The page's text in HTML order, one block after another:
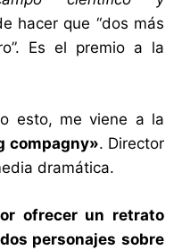
hacer que “dos más
Es el premio a la
esto, me viene a la
compagny». Director
dramática.
ofrecer un retrato
personajes sobre